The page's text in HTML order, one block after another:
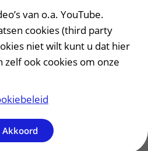
van o.a. YouTube.
cookies (third party
niet wilt kunt u dat hier
zelf ook cookies om onze
Akkoord